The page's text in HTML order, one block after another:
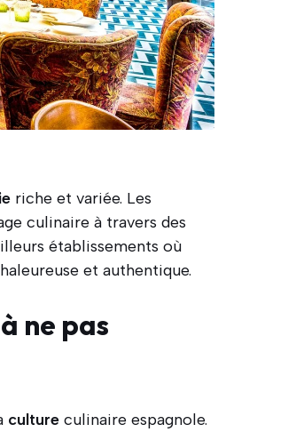
riche et variée. Les
culinaire à travers des
établissements où
et authentique.
ne pas
culture culinaire espagnole.